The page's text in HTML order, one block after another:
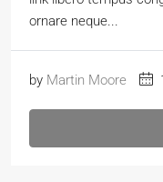
ornare neque...
by Martin Moore